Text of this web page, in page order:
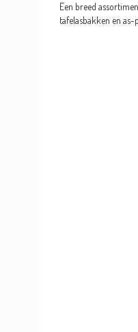
Een breed
tafelasbakken en as-